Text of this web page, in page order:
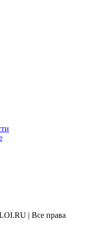
| Все права